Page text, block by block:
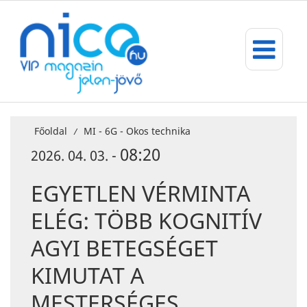
Főoldal / MI - 6G - Okos technika
2026. 04. 03. - 08:20
EGYETLEN VÉRMINTA
ELÉG: TÖBB KOGNITÍV
AGYI BETEGSÉGET
KIMUTAT A